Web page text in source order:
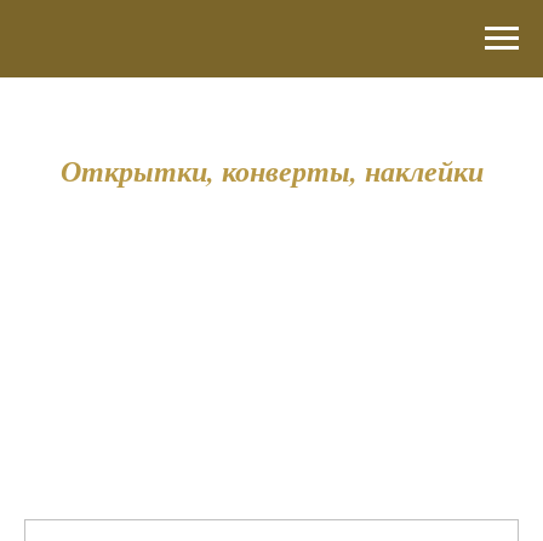
Открытки, конверты, наклейки